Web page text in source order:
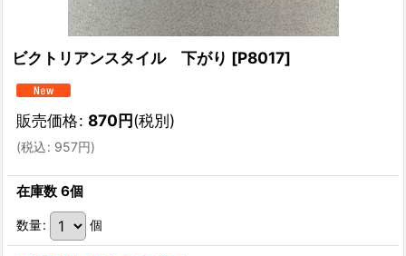
ビクトリアンスタイル 下がり [P8017]
販売価格: 870円(税別)
(税込: 957円)
在庫数 6個
数量: 個